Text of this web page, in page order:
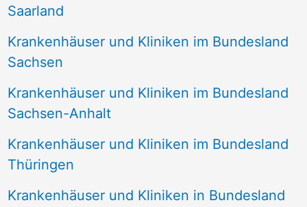
Saarland
Krankenhäuser und Kliniken im Bundesland
Sachsen
Krankenhäuser und Kliniken im Bundesland
Sachsen-Anhalt
Krankenhäuser und Kliniken im Bundesland
Thüringen
Krankenhäuser und Kliniken in Bundesland